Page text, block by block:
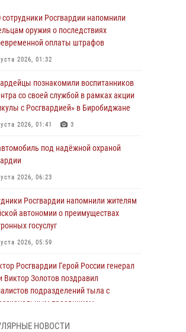
Росгвардии напомнили
оружия о последствиях
оплаты штрафов
2026, 01:32
познакомили воспитанников
со своей службой в рамках акции
с Росгвардией» в Биробиджане
2026, 01:41 3
под надёжной охраной
2026, 06:23
Росгвардии напомнили жителям
автономии о преимуществах
госуслуг
2026, 05:59
Росгвардии Герой России генерал
Виктор Золотов поздравил
подразделений тыла с
праздником
НОВОСТИ